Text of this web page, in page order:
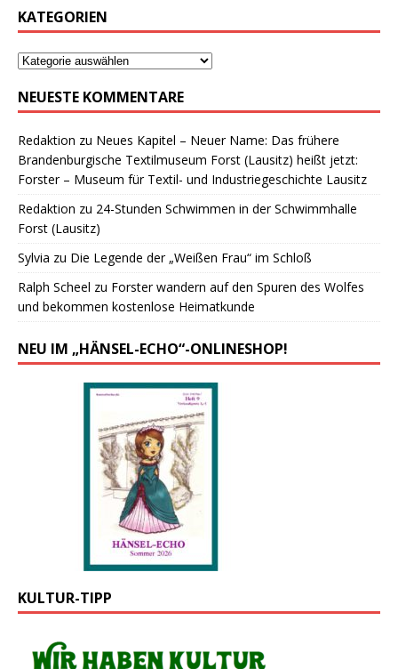
KATEGORIEN
NEUESTE KOMMENTARE
Redaktion zu Neues Kapitel – Neuer Name: Das frühere
Brandenburgische Textilmuseum Forst (Lausitz) heißt jetzt:
Forster – Museum für Textil- und Industriegeschichte Lausitz
Redaktion zu 24-Stunden Schwimmen in der Schwimmhalle
Forst (Lausitz)
Sylvia zu Die Legende der „Weißen Frau“ im Schloß
Ralph Scheel zu Forster wandern auf den Spuren des Wolfes
und bekommen kostenlose Heimatkunde
NEU IM „HÄNSEL-ECHO“-ONLINESHOP!
KULTUR-TIPP